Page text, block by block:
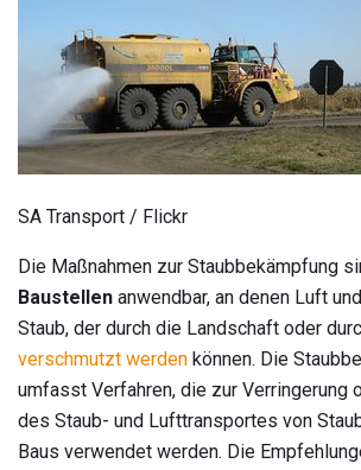
SA Transport / Flickr
Die Maßnahmen zur Staubbekämpfung
Baustellen anwendbar, an denen Luft und
Staub, der durch die Landschaft oder
verschmutzt werden können. Die
umfasst Verfahren, die zur Verringerung
des Staub- und Lufttransportes von
Baus verwendet werden. Die